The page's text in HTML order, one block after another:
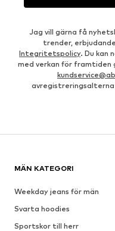
Jag vill gärna få
trender,
Integritetspolicy. Du kan
med verkan för
MÄN KATEGORI
Weekday jeans för män
Svarta hoodies
Sportskor till herr